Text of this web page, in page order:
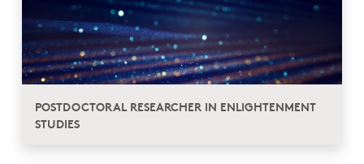
POSTDOCTORAL RESEARCHER IN ENLIGHTENMENT
STUDIES